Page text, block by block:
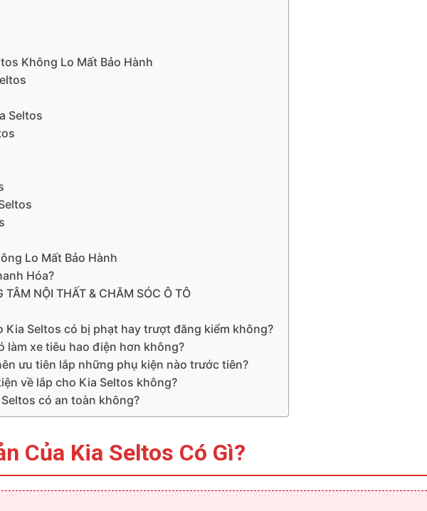
Không Lo Mất Bảo Hành
Seltos
Lo Mất Bảo Hành
Hóa?
NỘI THẤT & CHĂM SÓC Ô TÔ
Kia Seltos có bị phạt hay trượt đăng kiểm không?
làm xe tiêu hao điện hơn không?
ưu tiên lắp những phụ kiện nào trước tiên?
về lắp cho Kia Seltos không?
có an toàn không?
Của Kia Seltos Có Gì?